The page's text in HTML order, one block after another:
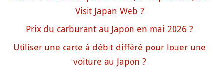
Visit Japan Web ?
Prix du carburant au Japon en mai 2026 ?
Utiliser une carte à débit différé pour louer une
voiture au Japon ?